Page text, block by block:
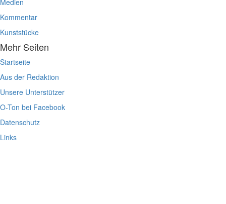
Medien
Kommentar
Kunststücke
Mehr Seiten
Startseite
Aus der Redaktion
Unsere Unterstützer
O-Ton bei Facebook
Datenschutz
Links